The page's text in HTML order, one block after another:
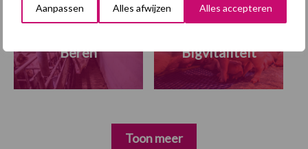
Aanpassen Alles afwijzen Alles accepteren
Beren Bigvitaliteit
Toon meer